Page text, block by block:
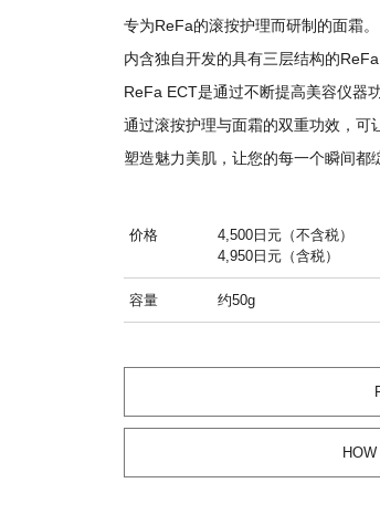
专为ReFa的滚按护理而研制的面霜。
内含独自开发的具有三层结构的
ReFa ECT是通过不断提高美容仪器
通过滚按护理与面霜的双重功效，可
塑造魅力美肌，让您的每一个瞬间都
价格
4,500日元（不含税）
4,950日元（含税）
容量 约50g